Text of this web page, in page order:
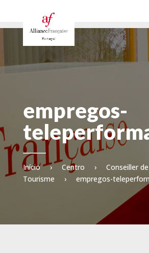
empregos-
Início › Centro ›
Conseiller
Tourisme
› empregos-